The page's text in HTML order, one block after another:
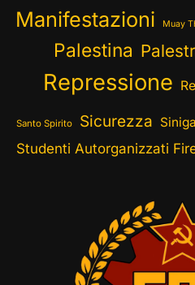
Manifestazioni Muay
Palestina
Repressione
Santo Spirito Sicurezza
Studenti Autorganizzati